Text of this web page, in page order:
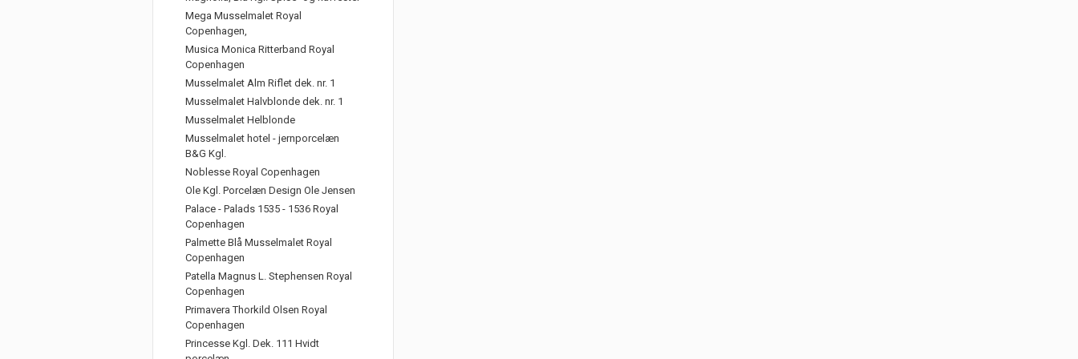
Mega Musselmalet Royal
Copenhagen,
Musica Monica Ritterband Royal
Copenhagen
Musselmalet Alm Riflet dek. nr. 1
Musselmalet Halvblonde dek. nr. 1
Musselmalet Helblonde
Musselmalet hotel - jernporcelæn
B&G Kgl.
Noblesse Royal Copenhagen
Ole Kgl. Porcelæn Design Ole Jensen
Palace - Palads 1535 - 1536 Royal
Copenhagen
Palmette Blå Musselmalet Royal
Copenhagen
Patella Magnus L. Stephensen Royal
Copenhagen
Primavera Thorkild Olsen Royal
Copenhagen
Princesse Kgl. Dek. 111 Hvidt